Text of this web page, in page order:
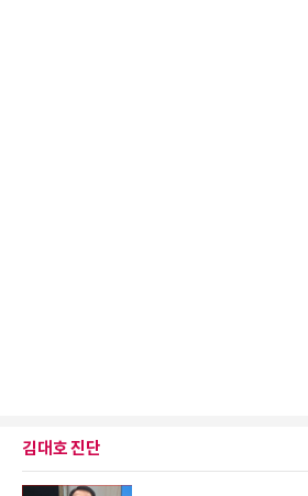
김대호 진단